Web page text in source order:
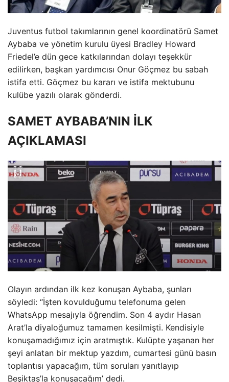
Juventus futbol takımlarının genel koordinatörü Samet
Aybaba ve yönetim kurulu üyesi Bradley Howard
Friedel’e dün gece katkılarından dolayı teşekkür
edilirken, başkan yardımcısı Onur Göçmez bu sabah
istifa etti. Göçmez bu kararı ve istifa mektubunu
kulübe yazılı olarak gönderdi.
SAMET AYBABA’NIN İLK
AÇIKLAMASI
Olayın ardından ilk kez konuşan Aybaba, şunları
söyledi: “İşten kovulduğumu telefonuma gelen
WhatsApp mesajıyla öğrendim. Son 4 aydır Hasan
Arat’la diyaloğumuz tamamen kesilmişti. Kendisiyle
konuşamadığımız için aratmıştık. Kulüpte yaşanan her
şeyi anlatan bir mektup yazdım, cumartesi günü basın
toplantısı yapacağım, tüm soruları yanıtlayıp
Beşiktaş’la konuşacağım’ dedi.